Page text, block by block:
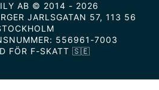
AB © 2014 - 2026
JARLSGATAN 57, 113 56
556961-7003
FÖR F-SKATT 🇸🇪